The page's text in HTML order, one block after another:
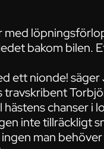
med
bakom bilen.
ett nionde! säger
chanser i
inte tillräckligt
man